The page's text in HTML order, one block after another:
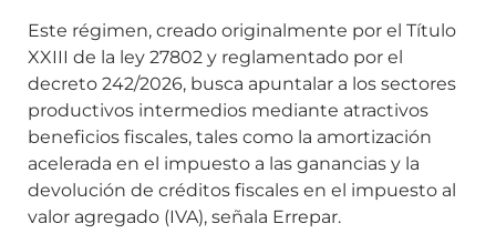
Este régimen, creado originalmente por el Título
XXIII de la ley 27802 y reglamentado por el
decreto 242/2026, busca apuntalar a los sectores
productivos intermedios mediante atractivos
beneficios fiscales, tales como la amortización
acelerada en el impuesto a las ganancias y la
devolución de créditos fiscales en el impuesto al
valor agregado (IVA), señala Errepar.